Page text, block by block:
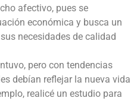
afectivo, pues se
económica y busca un
necesidades de calidad
pero con tendencias
debían reflejar la nueva vida
realicé un estudio para